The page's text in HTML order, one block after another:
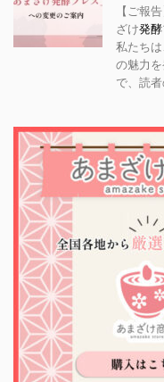
【ご報
ざけ発酵
私たちは
の魅力
で、読